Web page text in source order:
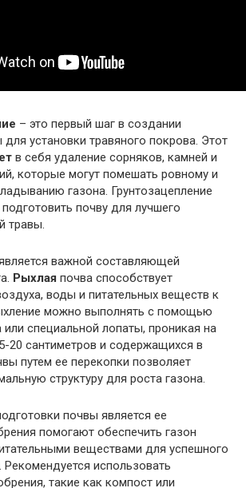
– это первый шаг в создании
установки травяного покрова. Этот
в себя удаление сорняков, камней и
которые могут помешать ровному и
газона. Грунтозацепление
почву для лучшего
травы.
важной составляющей
Рыхлая почва способствует
воды и питательных веществ к
можно выполнять с помощью
специальной лопаты, проникая на
20 сантиметров и содержащихся в
путем ее перекопки позволяет
структуру для роста газона.
почвы является ее
помогают обеспечить газон
веществами для успешного
Рекомендуется использовать
такие как компост или